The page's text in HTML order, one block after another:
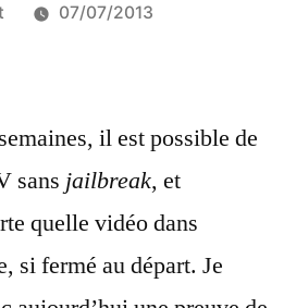
07/07/2013
il est possible de
sans jailbreak, et
quelle vidéo dans
si fermé au départ. Je